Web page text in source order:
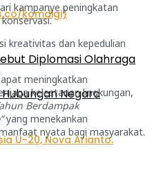
Diplomasi Olahraga
Negara
kampanye peningkatan
kreativitas dan kepedulian
meningkatkan
kelestarian lingkungan,
Berdampak
yang menekankan
nyata bagi masyarakat.